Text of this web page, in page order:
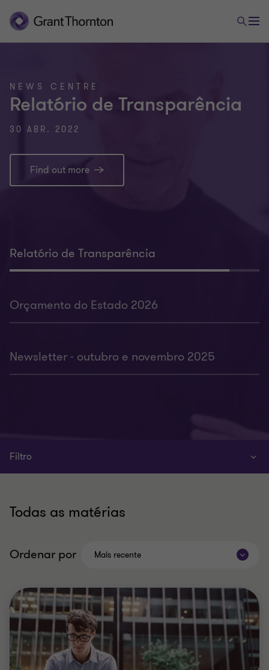
NEWS CENTRE
Relatório de Transparência
30 ABR. 2022
Find out more
Relatório de Transparência
Orçamento do Estado 2026
Newsletter - outubro e novembro 2025
Filtro
Todas as matérias
Ordenar por Mais recente